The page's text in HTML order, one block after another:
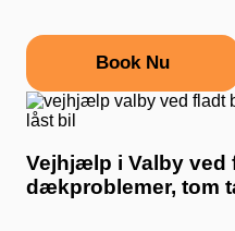
Book Nu
Vejhjælp i Valby ved
dækproblemer, tom